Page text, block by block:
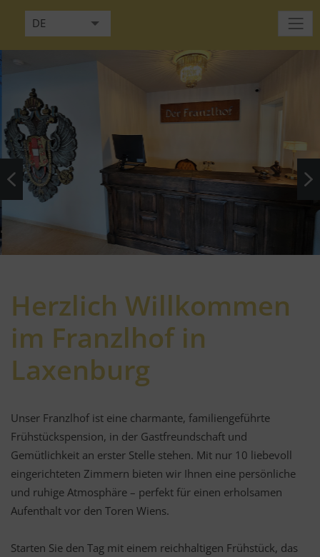
DE
EN
FR
IT
HU
NL
Herzlich Willkommen
im Franzlhof in
Laxenburg
Unser Franzlhof ist eine charmante, familiengeführte
Frühstückspension, in der Gastfreundschaft und
Gemütlichkeit an erster Stelle stehen. Mit nur 10 liebevoll
eingerichteten Zimmern bieten wir Ihnen eine persönliche
und ruhige Atmosphäre – perfekt für einen erholsamen
Aufenthalt vor den Toren Wiens.
Starten Sie den Tag mit einem reichhaltigen Frühstück, das